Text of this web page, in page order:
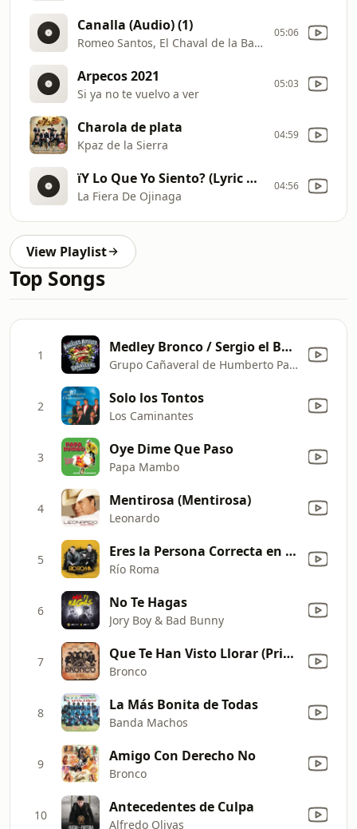
Canalla (Audio) (1)
Romeo Santos, El Chaval de la Bachata
05:06
Arpeсos 2021
Si ya no te vuelvo a ver
05:03
Charola de plata
Kpaz de la Sierra
04:59
їY Lo Que Yo Siento? (Lyric Video)
La Fiera De Ojinaga
04:56
View Playlist
Top Songs
1 Medley Bronco / Sergio el Bailador / Que No Quede Huella / Amigo Bronco (Live)
Grupo Cañaveral de Humberto Pabón
2 Solo los Tontos
Los Caminantes
3 Oye Dime Que Paso
Papa Mambo
4 Mentirosa (Mentirosa)
Leonardo
5 Eres la Persona Correcta en el Momento Equivocado
Río Roma
6 No Te Hagas
Jory Boy & Bad Bunny
7 Que Te Han Visto Llorar (Primera Fila) [En Vivo]
Bronco
8 La Más Bonita de Todas
Banda Machos
9 Amigo Con Derecho No
Bronco
10 Antecedentes de Culpa
Alfredo Olivas